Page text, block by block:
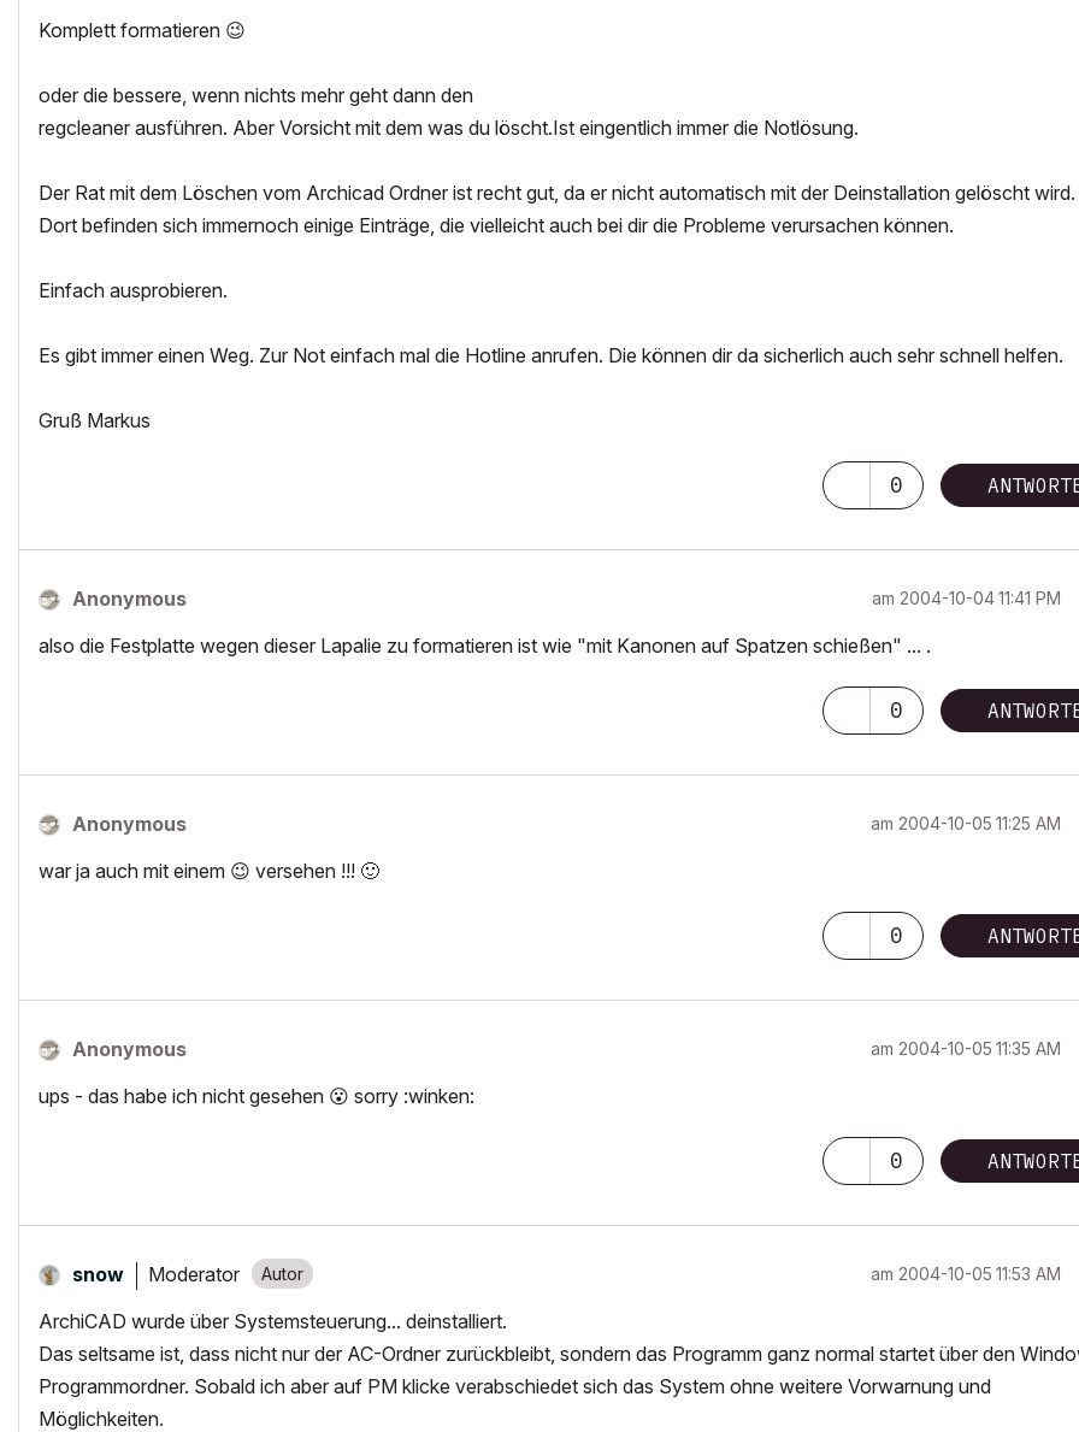
Komplett formatieren 😉
oder die bessere, wenn nichts mehr geht dann den
regcleaner ausführen. Aber Vorsicht mit dem was du löscht.Ist eingentlich immer die Notlösung.
Der Rat mit dem Löschen vom Archicad Ordner ist recht gut, da er nicht automatisch mit der Deinstallation gelöscht wird.
Dort befinden sich immernoch einige Einträge, die vielleicht auch bei dir die Probleme verursachen können.
Einfach ausprobieren.
Es gibt immer einen Weg. Zur Not einfach mal die Hotline anrufen. Die können dir da sicherlich auch sehr schnell helfen.
Gruß Markus
0
Anonymous am ‎2004-10-0411:41 PM
also die Festplatte wegen dieser Lapalie zu formatieren ist wie "mit Kanonen auf Spatzen schießen" ... .
0
Anonymous am ‎2004-10-05 11:25 AM
war ja auch mit einem 😉 versehen !!! 🙂
0
Anonymous am ‎2004-10-05 11:35 AM
ups - das habe ich nicht gesehen 😮 sorry :winken:
0
snow Moderator am ‎2004-10-05 11:53 AM
ArchiCAD wurde über Systemsteuerung... deinstalliert.
Das seltsame ist, dass nicht nur der AC-Ordner zurückbleibt, sondern das Programm ganz normal startet über den
Programmordner. Sobald ich aber auf PM klicke verabschiedet sich das System ohne weitere Vorwarnung und
Möglichkeiten.